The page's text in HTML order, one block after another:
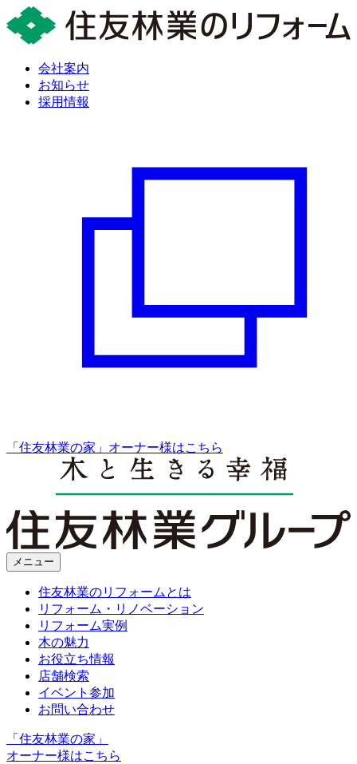
会社案内
お知らせ
採用情報
「住友林業の家」オーナー様はこちら
メニュー
住友林業のリフォームとは
リフォーム・リノベーション
リフォーム実例
木の魅力
お役立ち情報
店舗検索
イベント参加
お問い合わせ
「住友林業の家」
オーナー様はこちら